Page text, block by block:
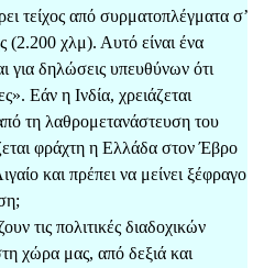
τείχος από συρματοπλέγματα σ’
χλμ). Αυτό είναι ένα
για δηλώσεις υπευθύνων ότι
Εάν η Ινδία, χρειάζεται
τη λαθρομετανάστευση του
φράχτη η Ελλάδα στον Έβρο
και πρέπει να μείνει ξέφραγο
τις πολιτικές διαδοχικών
χώρα μας, από δεξιά και